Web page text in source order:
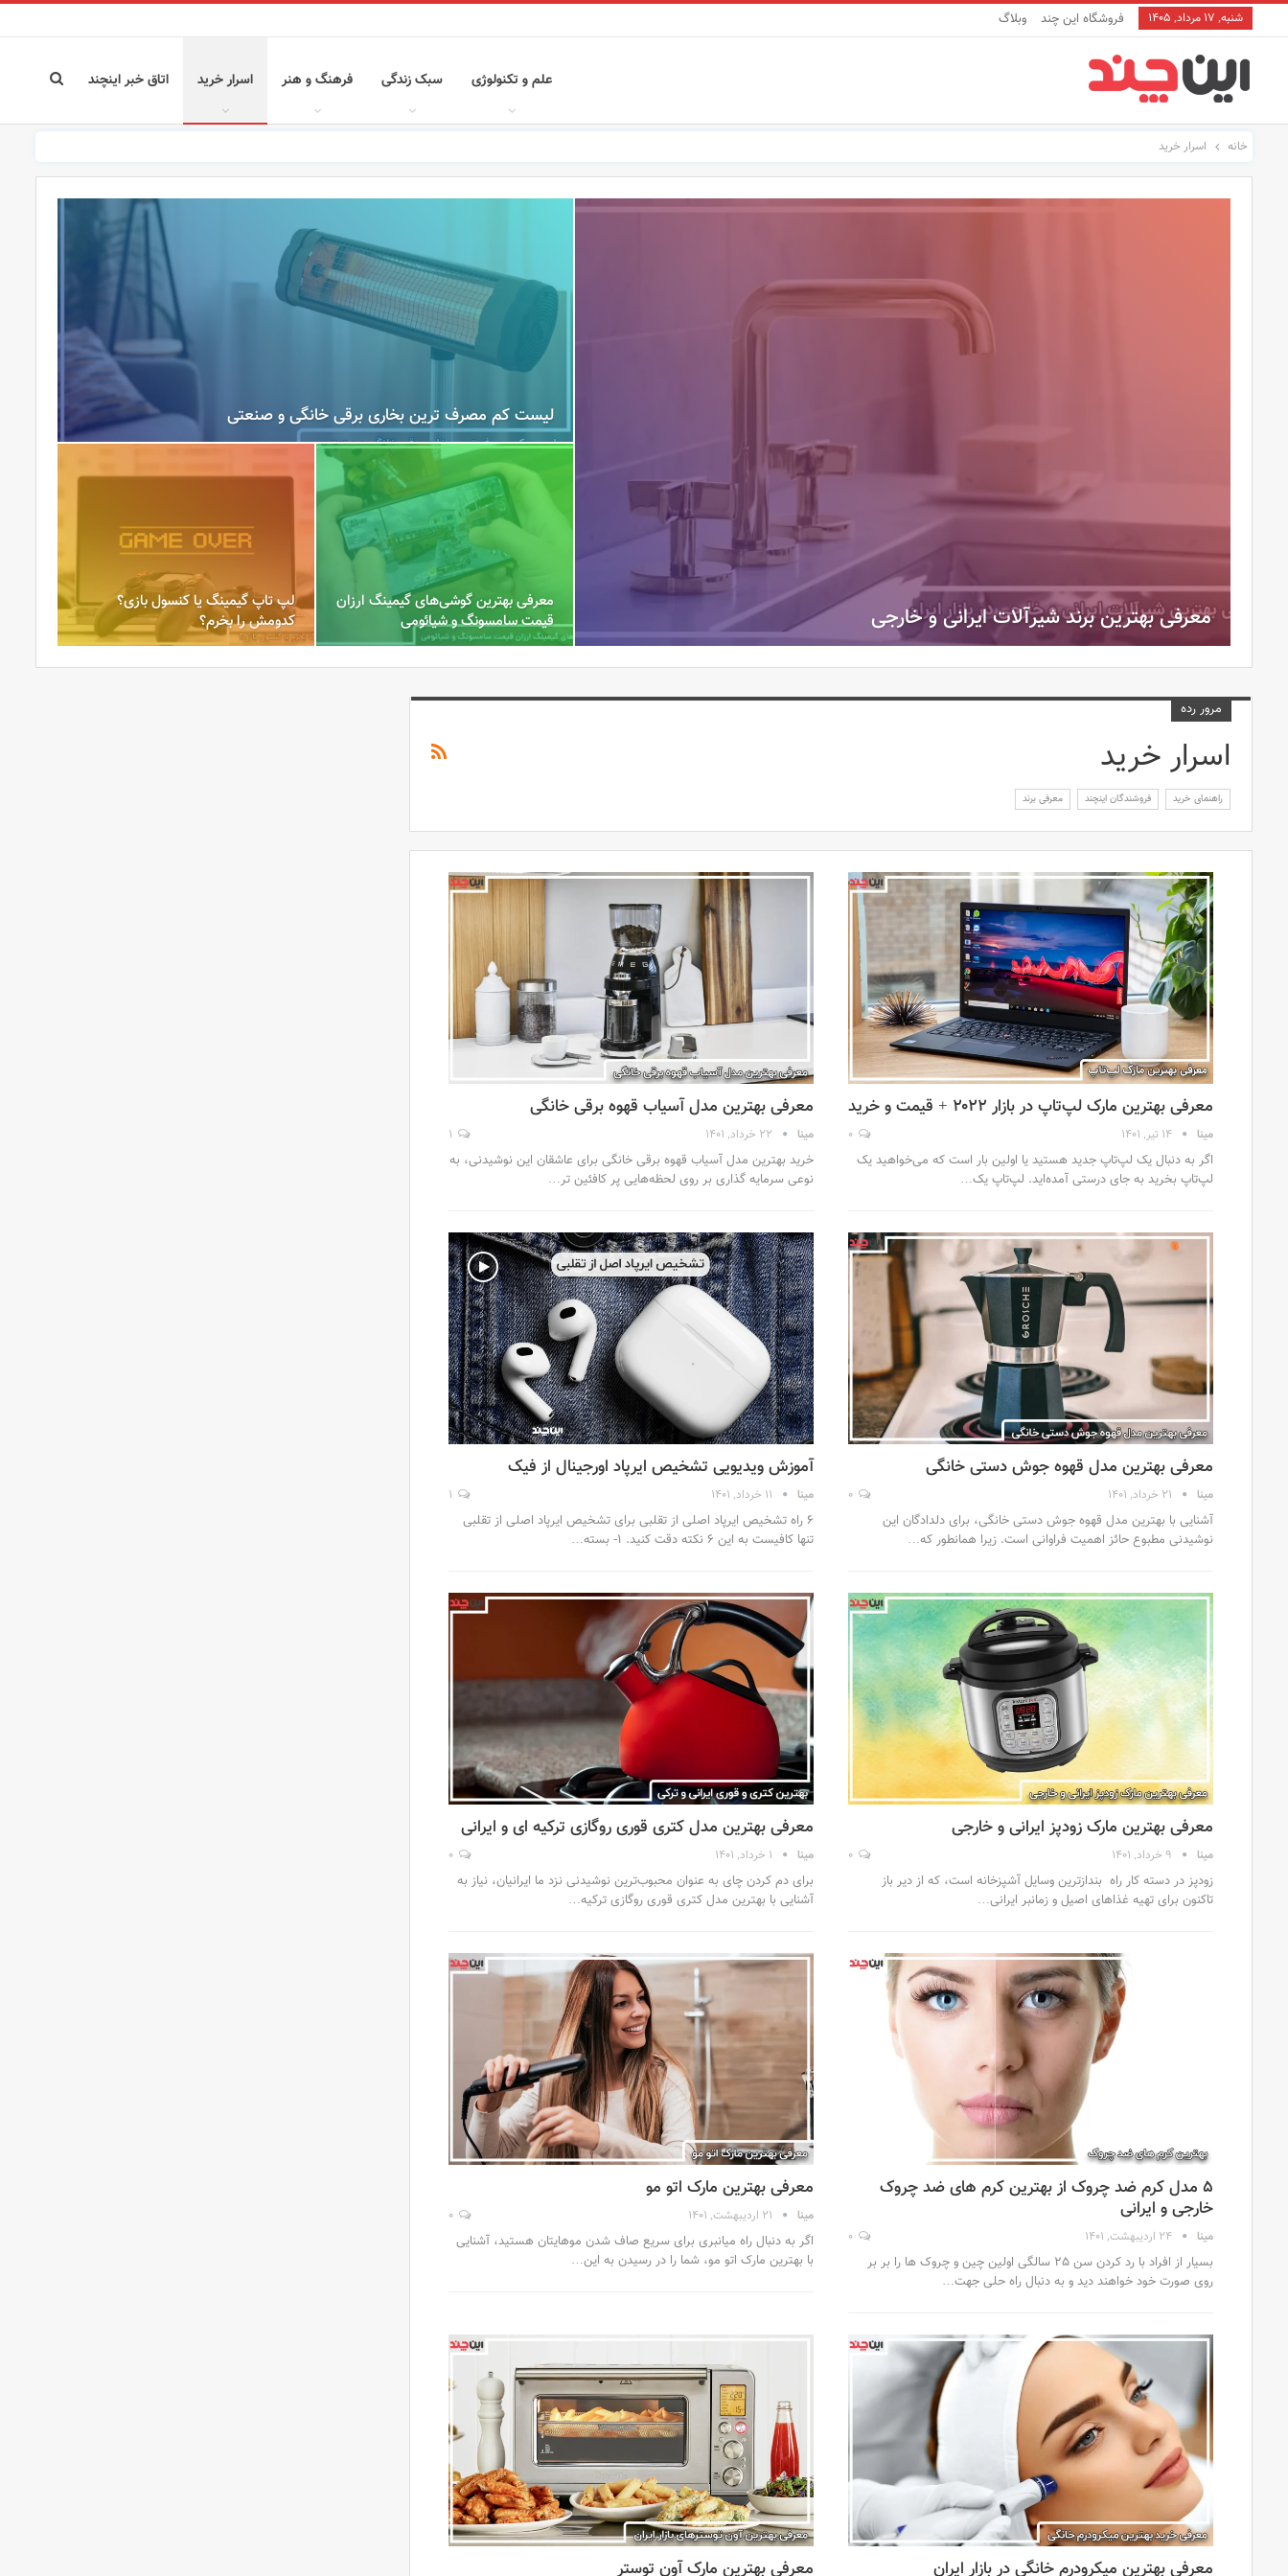
شنبه, ۱۷ مرداد, ۱۴۰۵ فروشگاه این چند وبلاگ
علم و تکنولوژی سبک زندگی فرهنگ و هنر اسرار خرید اتاق خبر اینچند
خانه اسرار خرید
معرفی بهترین برند شیرآلات ایرانی و خارجی
لیست کم مصرف ترین بخاری برقی خانگی و صنعتی
معرفی بهترین گوشی‌های گیمینگ ارزان‌
قیمت سامسونگ و شیائومی
لپ‌ تاپ گیمینگ یا کنسول بازی؟
کدومش را بخرم؟
مرور رده
اسرار خرید
راهنمای خرید فروشندگان اینچند معرفی برند
معرفی بهترین مارک لپ‌تاپ در بازار ۲۰۲۲ + قیمت و خرید
مینا 14 تیر, 1401
اگر به دنبال یک لپ‌تاپ جدید هستید یا اولین بار است که می‌خواهید یک
لپ‌تاپ بخرید به جای درستی آمده‌اید. لپ‌تاپ یک…
معرفی بهترین مدل آسیاب قهوه برقی خانگی
مینا 22 خرداد, 1401
خرید بهترین مدل آسیاب قهوه برقی خانگی برای عاشقان این ‌نوشیدنی، به
نوعی سرمایه گذاری بر روی لحظه‌هایی پر کافئین تر…
معرفی بهترین مدل قهوه جوش دستی خانگی
مینا 21 خرداد, 1401
آشنایی با بهترین مدل قهوه جوش دستی خانگی، برای دلدادگان این
نوشیدنی مطبوع حائز اهمیت فراوانی است. زیرا همانطور که…
آموزش ویدیویی تشخیص ایرپاد اورجینال از فیک
مینا 11 خرداد, 1401
6 راه تشخیص ایرپاد اصلی از تقلبی برای تشخیص ایرپاد اصلی از تقلبی
تنها کافیست به این 6 نکته دقت کنید. 1- بسته…
معرفی بهترین مارک زودپز ایرانی و خارجی
مینا 9 خرداد, 1401
زودپز در دسته کار راه بندازترین وسایل آشپزخانه است، که از دیر باز
تاکنون برای تهیه غذاهای اصیل و زمانبر ایرانی…
معرفی بهترین مدل کتری قوری روگازی ترکیه ای و ایرانی
مینا 1 خرداد, 1401
برای دم کردن چای به عنوان محبوب‌ترین نوشیدنی نزد ما ایرانیان، نیاز به
آشنایی با بهترین مدل کتری قوری روگازی ترکیه…
۵ مدل کرم ضد چروک از بهترین کرم های ضد چروک
خارجی و ایرانی
مینا 24 اردیبهشت, 1401
بسیار از افراد با رد کردن سن 25 سالگی اولین چین و چروک ها را بر بر
روی صورت خود خواهند دید و به دنبال راه حلی جهت…
معرفی بهترین مارک اتو مو
مینا 21 اردیبهشت, 1401
اگر به دنبال راه میانبری برای سریع صاف شدن موهایتان هستید، آشنایی
با بهترین مارک اتو مو، شما را در رسیدن به این…
معرفی بهترین میکرودرم خانگی در بازار ایران معرفی بهترین مارک آون توستر